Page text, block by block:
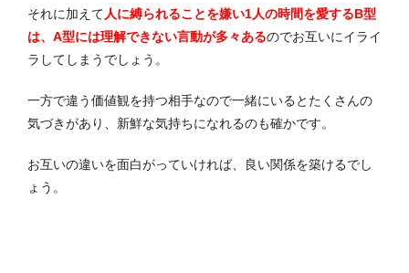
それに加えて 人に縛られることを嫌い1人の時間を愛するB型
は、A型には理解できない言動が多々あるのでお互いにイライ
ラしてしまうでしょう。
一方で違う価値観を持つ相手なので一緒にいるとたくさんの
気づきがあり、新鮮な気持ちになれるのも確かです。
お互いの違いを面白がっていければ、良い関係を築けるでし
ょう。